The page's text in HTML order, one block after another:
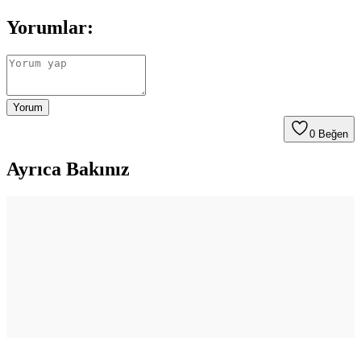
Yorumlar:
Yorum
0 Beğen
Ayrıca Bakınız